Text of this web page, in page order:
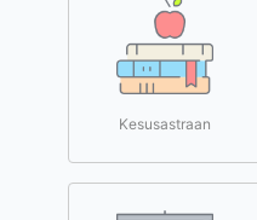
Kesusastraan